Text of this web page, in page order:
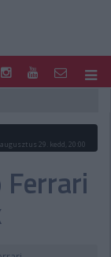
29. kedd, 20:00